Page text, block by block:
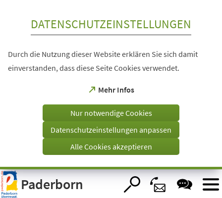
Visuelle
Assistenzsoftware
öffnen.
DATENSCHUTZEINSTELLUNGEN
Durch die Nutzung dieser Website erklären Sie sich damit
einverstanden, dass diese Seite Cookies verwendet.
Mehr Infos
(Öffnet
einem
Tab)
Nur notwendige Cookies
Datenschutzeinstellungen anpassen
Alle Cookies akzeptieren
Paderborn